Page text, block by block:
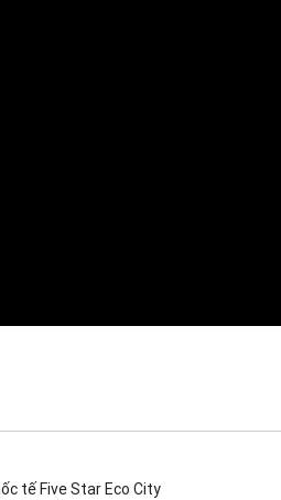
tế Five Star Eco City